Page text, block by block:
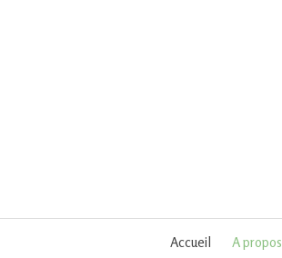
Accueil A propos